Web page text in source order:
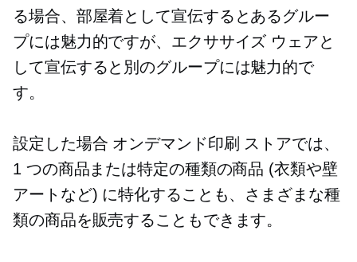
る場合、部屋着として宣伝するとあるグルー
プには魅力的ですが、エクササイズ ウェアと
して宣伝すると別のグループには魅力的で
す。
設定した場合 オンデマンド印刷 ストアでは、
1 つの商品または特定の種類の商品 (衣類や壁
アートなど) に特化することも、さまざまな種
類の商品を販売することもできます。